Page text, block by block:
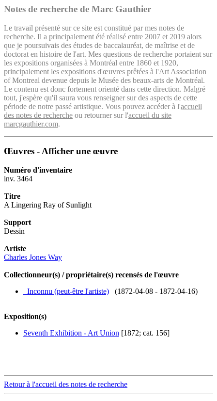
Notes de recherche de Marc Gauthier
Le travail présenté sur ce site est constitué par mes notes de
recherche. Il a principalement été réalisé entre 2007 et 2019 alors
que je poursuivais des études de baccalauréat, de maîtrise et de
doctorat en histoire de l'art. Mes questions de recherche portaient sur
les expositions organisées à Montréal entre 1860 et 1920,
principalement les expositions d'œuvres prêtées à l'Art Association
of Montreal devenue depuis le Musée des beaux-arts de Montréal.
Le contenu est donc fortement orienté dans cette direction. Malgré
tout, j'espère qu'il saura vous renseigner sur des aspects de cette
période de notre passé artistique. Vous pouvez accéder à l'accueil
des notes de recherche ou retourner sur l'accueil du site
marcgauthier.com.
Œuvres - Afficher une œuvre
Numéro d'inventaire
inv. 3464
Titre
A Lingering Ray of Sunlight
Support
Dessin
Artiste
Charles Jones Way
Collectionneur(s) / propriétaire(s) recensés de l'œuvre
_Inconnu (peut-être l'artiste) (1872-04-08 - 1872-04-16)
Exposition(s)
Seventh Exhibition - Art Union [1872; cat. 156]
Retour à l'accueil des notes de recherche